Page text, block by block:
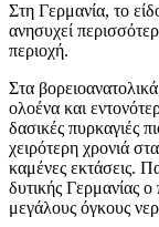
Στη Γερμανία, το
ανησυχεί
περιοχή.
Στα
ολοένα και
δασικές πυρκαγιές
χειρότερη χρονιά
καμένες εκτάσεις.
δυτικής Γερμανίας ο
μεγάλους όγκους